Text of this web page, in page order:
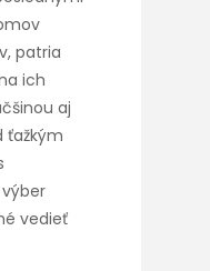
patria
ich
aj
ťažkým
vedieť